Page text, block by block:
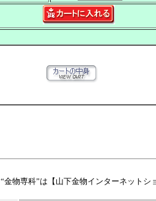
“金物専科”は【山下金物インターネット